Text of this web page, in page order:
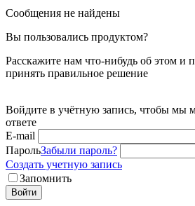
Сообщения не найдены
Вы пользовались продуктом?
Расскажите нам что-нибудь об этом и
принять правильное решение
Войдите в учётную запись, чтобы мы
ответе
E-mail
ПарольЗабыли пароль?
Создать учетную запись
Запомнить
Войти